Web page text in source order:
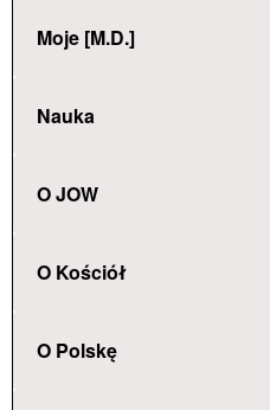
Moje [M.D.]
Nauka
O JOW
O Kościół
O Polskę